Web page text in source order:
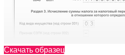
Скачать образец